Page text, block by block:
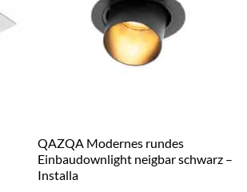
QAZQA Modernes rundes
Einbaudownlight neigbar schwarz –
Installa